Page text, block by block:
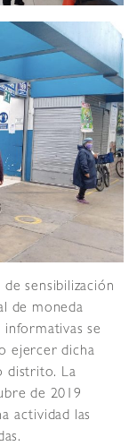
sensibilización
de moneda
se
ejercer dicha
distrito. La
de 2019
actividad las